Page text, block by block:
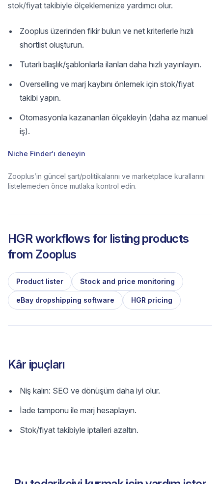
stok/fiyat takibiyle ölçeklemenize yardımcı olur.
Zooplus üzerinden fikir bulun ve net kriterlerle hızlı
shortlist oluşturun.
Tutarlı başlık/şablonlarla ilanları daha hızlı yayınlayın.
Overselling ve marj kaybını önlemek için stok/fiyat
takibi yapın.
Otomasyonla kazananları ölçekleyin (daha az manuel
iş).
Niche Finder’ı deneyin
Zooplus’in güncel şart/politikalarını ve marketplace kurallarını
listelemeden önce mutlaka kontrol edin.
HGR workflows for listing products
from Zooplus
Product lister Stock and price monitoring
eBay dropshipping software HGR pricing
Kâr ipuçları
Niş kalın: SEO ve dönüşüm daha iyi olur.
İade tamponu ile marj hesaplayın.
Stok/fiyat takibiyle iptalleri azaltın.